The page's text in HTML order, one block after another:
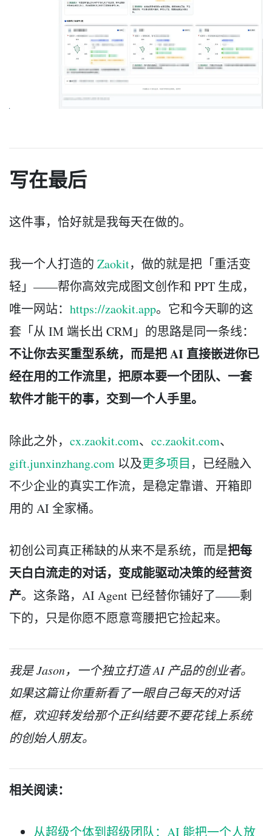
写在最后
这件事，恰好就是我每天在做的。
我一个人打造的 Zaokit，做的就是把「重活变
轻」——帮你高效完成图文创作和 PPT 生成，
唯一网站： https://zaokit.app。它和今天聊的这
套「从 IM 端长出 CRM」的思路是同一条线：
不让你去买重型系统，而是把 AI 直接嵌进你已
经在用的工作流里，把原本要一个团队、一套
软件才能干的事，交到一个人手里。
除此之外， cx.zaokit.com、 cc.zaokit.com、
gift.junxinzhang.com 以及更多项目 ，已经融入
不少企业的真实工作流，是稳定靠谱、开箱即
用的 AI 全家桶。
初创公司真正稀缺的从来不是系统，而是把每
天白白流走的对话，变成能驱动决策的经营资
产。这条路，AI Agent 已经替你铺好了——剩
下的，只是你愿不愿意弯腰把它捡起来。
我是 Jason，一个独立打造 AI 产品的创业者。
如果这篇让你重新看了一眼自己每天的对话
框，欢迎转发给那个正纠结要不要花钱上系统
的创始人朋友。
相关阅读：
从超级个体到超级团队：AI 能把一个人放